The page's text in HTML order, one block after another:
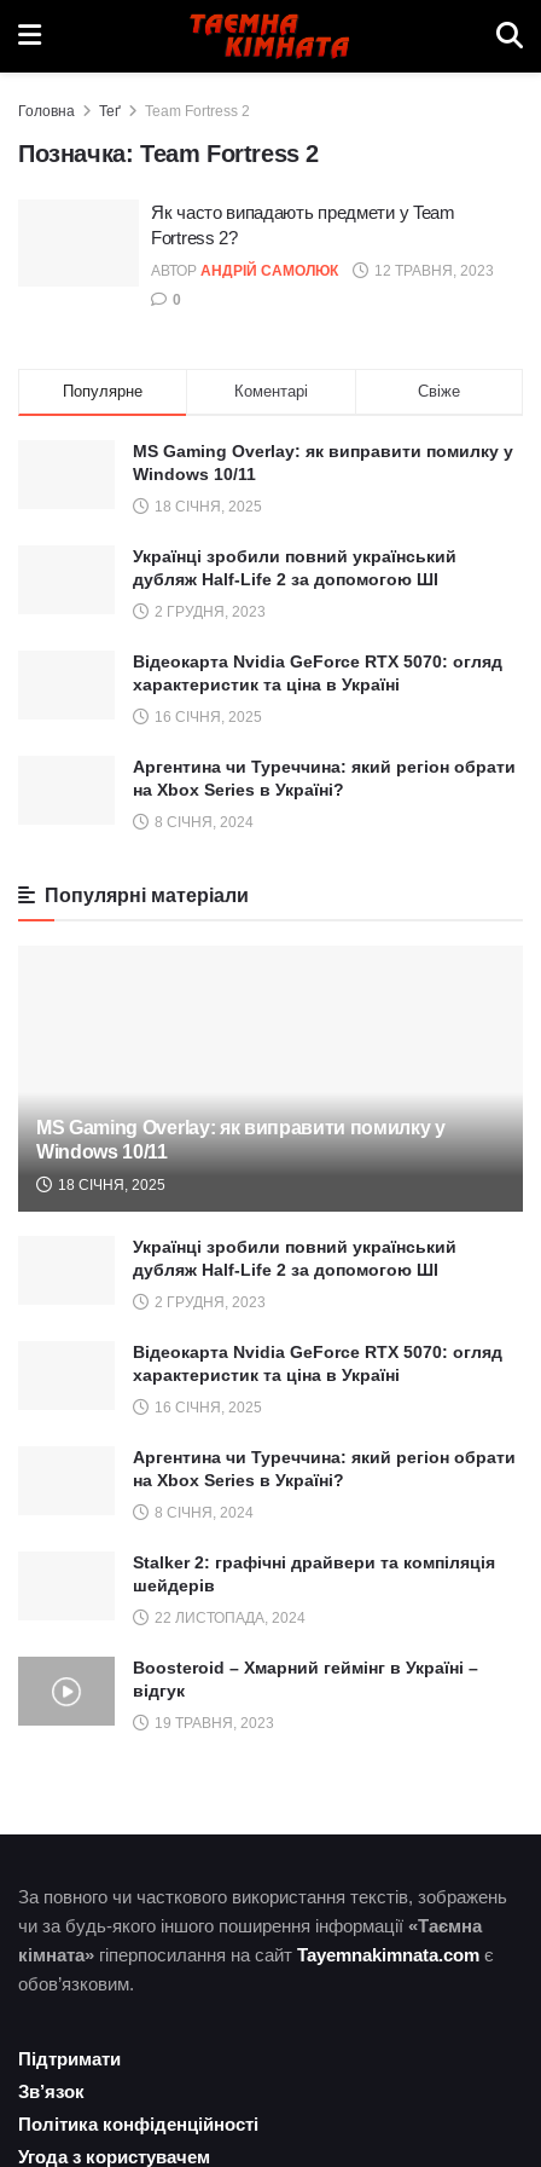
Головна Теґ Team Fortress 2
Позначка: Team Fortress 2
Як часто випадають предмети у Team
Fortress 2?
АВТОР АНДРІЙ САМОЛЮК
12 ТРАВНЯ, 2023
0
Популярне Коментарі Свіже
MS Gaming Overlay: як виправити помилку у
Windows 10/11
18 СІЧНЯ, 2025
Українці зробили повний український
дубляж Half-Life 2 за допомогою ШІ
2 ГРУДНЯ, 2023
Відеокарта Nvidia GeForce RTX 5070: огляд
характеристик та ціна в Україні
16 СІЧНЯ, 2025
Аргентина чи Туреччина: який регіон обрати
на Xbox Series в Україні?
8 СІЧНЯ, 2024
Популярні матеріали
MS Gaming Overlay: як виправити помилку у
Windows 10/11
18 СІЧНЯ, 2025
Українці зробили повний український
дубляж Half-Life 2 за допомогою ШІ
2 ГРУДНЯ, 2023
Відеокарта Nvidia GeForce RTX 5070: огляд
характеристик та ціна в Україні
16 СІЧНЯ, 2025
Аргентина чи Туреччина: який регіон обрати
на Xbox Series в Україні?
8 СІЧНЯ, 2024
Stalker 2: графічні драйвери та компіляція
шейдерів
22 ЛИСТОПАДА, 2024
Boosteroid – Хмарний геймінг в Україні –
відгук
19 ТРАВНЯ, 2023
За повного чи часткового використання текстів, зображень
чи за будь-якого іншого поширення інформації «Таємна
кімната» гіперпосилання на сайт Tayemnakimnata.com є
обов’язковим.
Підтримати
Зв’язок
Політика конфіденційності
Угода з користувачем